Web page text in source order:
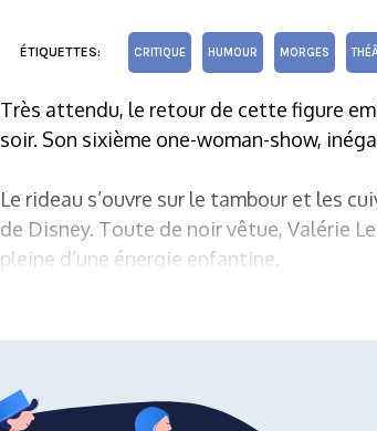
ÉTIQUETTES: CRITIQUE HUMOUR MORGES
Très attendu, le retour de cette figure
soir. Son sixième one-woman-show,
Le rideau s’ouvre sur le tambour et les
de Disney. Toute de noir vêtue, Valérie
pleine d’une énergie enfantine.